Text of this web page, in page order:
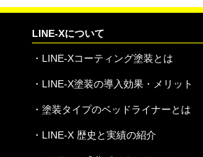
LINE-Xについて
・ LINE-Xコーティング塗装とは
・ LINE-X塗装の導入効果・メリット
・ 塗装タイプのベッドライナーとは
・ LINE-X 歴史と実績の紹介